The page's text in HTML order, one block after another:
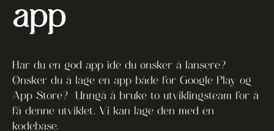
app
Har du en god app idé du ønsker å lansere?
Ønsker du å lage en app både for Google Play og
App Store? Unngå å bruke to utviklingsteam for å
få denne utviklet. Vi kan lage den med én
kodebase.